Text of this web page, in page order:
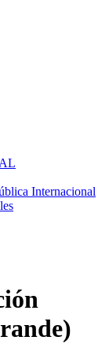
Internacional